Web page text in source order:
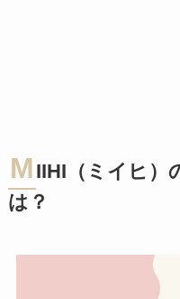
M
IIHI（ミイヒ
は？